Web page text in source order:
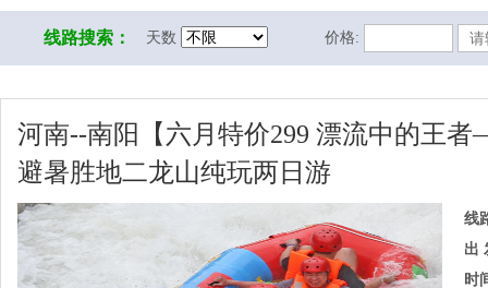
线路搜索： 天数 价格:
河南--南阳【六月特价299 漂流中的王
避暑胜地二龙山纯玩两日游
线
出
时